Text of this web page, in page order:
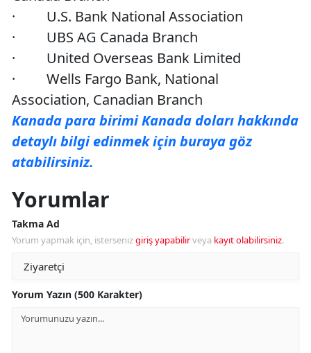
· U.S. Bank National Association
· UBS AG Canada Branch
· United Overseas Bank Limited
· Wells Fargo Bank, National
Association, Canadian Branch
Kanada para birimi Kanada doları hakkında
detaylı bilgi edinmek için buraya göz
atabilirsiniz.
Yorumlar
Takma Ad
Yorum yapmak için, istersenizgiriş yapabilirveya kayıt olabilirsiniz.
Yorum Yazın (500 Karakter)